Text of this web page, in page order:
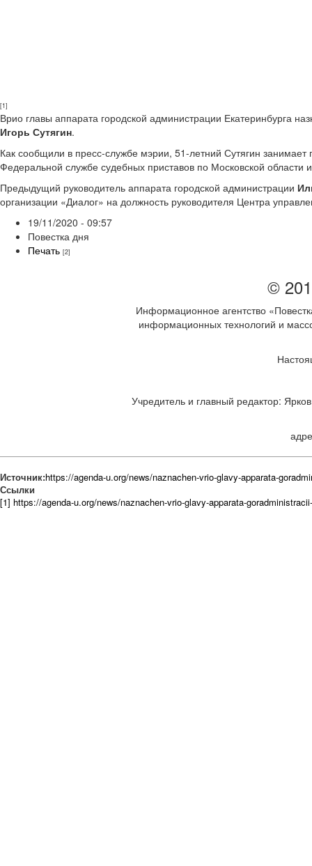
[1]
Врио главы аппарата городской администрации Екатеринбурга
Игорь Сутягин.
Как сообщили в пресс-службе мэрии, 51-летний Сутягин
Федеральной службе судебных приставов по Московской области
Предыдущий руководитель аппарата городской администрации
организации «Диалог» на должность руководителя Центра
19/11/2020 - 09:57
Повестка дня
Печать [2]
©
Информационное агентство
информационных технологий и
Учредитель и главный редактор:
Источник:https://agenda-u.org/news/naznachen-vrio-glavy-apparata-
Ссылки
[1] https://agenda-u.org/news/naznachen-vrio-glavy-apparata-